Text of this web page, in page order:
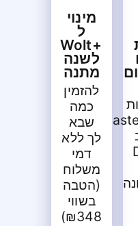
מינוי
ל
+Wolt
לשנה
מתנה
להזמין
כמה
שבא
לך ללא
דמי
משלוח
(הטבה
בשווי
₪348)